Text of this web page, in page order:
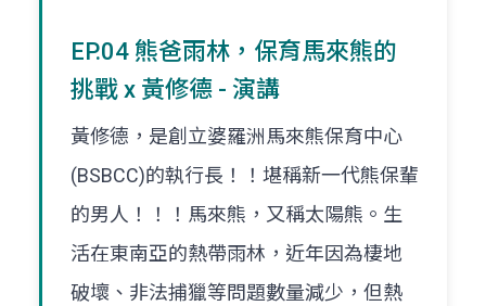
EP.04 熊爸雨林，保育馬來熊的
挑戰 x 黃修德 - 演講
黃修德，是創立婆羅洲馬來熊保育中心
(BSBCC)的執行長！！堪稱新一代熊保輩
的男人！！！馬來熊，又稱太陽熊。生
活在東南亞的熱帶雨林，近年因為棲地
破壞、非法捕獵等問題數量減少，但熱